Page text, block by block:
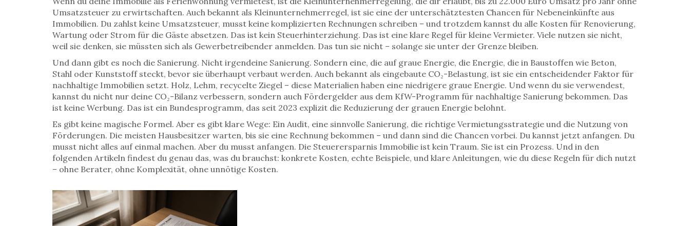
Umsatzsteuer zu erwirtschaften. Auch bekannt als Kleinunternehmerregel, ist sie eine der unterschätztesten Chancen für Nebeneinkünfte aus
Immobilien. Du zahlst keine Umsatzsteuer, musst keine komplizierten Rechnungen schreiben – und trotzdem kannst du alle Kosten für Renovierung,
Wartung oder Strom für die Gäste absetzen. Das ist kein Steuerhinterziehung. Das ist eine klare Regel für kleine Vermieter. Viele nutzen sie nicht,
weil sie denken, sie müssten sich als Gewerbetreibender anmelden. Das tun sie nicht – solange sie unter der Grenze bleiben.
Und dann gibt es noch die Sanierung. Nicht irgendeine Sanierung. Sondern eine, die auf graue Energie, die Energie, die in Baustoffen wie Beton,
Stahl oder Kunststoff steckt, bevor sie überhaupt verbaut werden. Auch bekannt als eingebaute CO₂-Belastung, ist sie ein entscheidender Faktor für
nachhaltige Immobilien setzt. Holz, Lehm, recycelte Ziegel – diese Materialien haben eine niedrigere graue Energie. Und wenn du sie verwendest,
kannst du nicht nur deine CO₂-Bilanz verbessern, sondern auch Fördergelder aus dem KfW-Programm für nachhaltige Sanierung bekommen. Das
ist keine Werbung. Das ist ein Bundesprogramm, das seit 2023 explizit die Reduzierung der grauen Energie belohnt.
Es gibt keine magische Formel. Aber es gibt klare Wege: Ein Audit, eine sinnvolle Sanierung, die richtige Vermietungsstrategie und die Nutzung von
Förderungen. Die meisten Hausbesitzer warten, bis sie eine Rechnung bekommen – und dann sind die Chancen vorbei. Du kannst jetzt anfangen. Du
musst nicht alles auf einmal machen. Aber du musst anfangen. Die Steuerersparnis Immobilie ist kein Traum. Sie ist ein Prozess. Und in den
folgenden Artikeln findest du genau das, was du brauchst: konkrete Kosten, echte Beispiele, und klare Anleitungen, wie du diese Regeln für dich nutzt
– ohne Berater, ohne Komplexität, ohne unnötige Kosten.